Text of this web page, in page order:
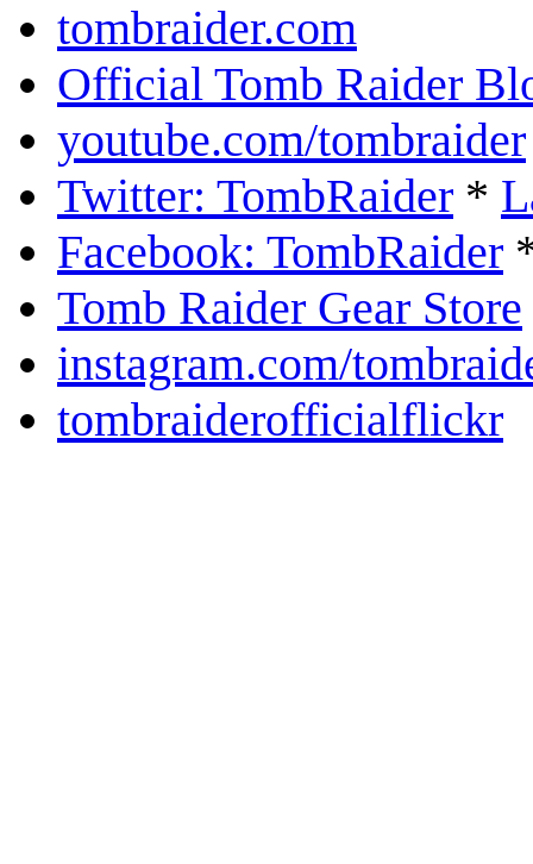
tombraider.com
Official Tomb Raider
youtube.com/tombraider
Twitter: TombRaider *
Facebook: TombRaider
Tomb Raider Gear Store
instagram.com/
tombraiderofficialflickr